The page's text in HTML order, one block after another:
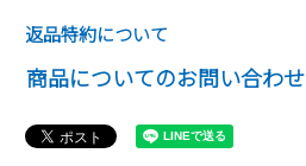
返品特約について
商品についてのお問い合わせ